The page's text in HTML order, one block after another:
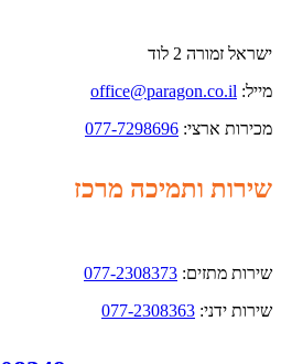
ישראל זמורה 2 לוד
מייל: office@paragon.co.il
מכירות ארצי: 077-7298696
שירות ותמיכה מרכז
שירות מתזים: 077-2308373
שירות ידני: 077-2308363